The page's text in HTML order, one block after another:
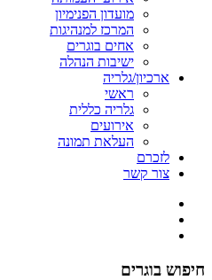
מועדון הפנימיון
המרכז למנהיגות
אחים בוגרים
ישיבות הנהלה
ארכיון/גלריה
ראשי
גלריה כללית
אירועים
העלאת תמונה
לזכרם
צור קשר
חיפוש בוגרים